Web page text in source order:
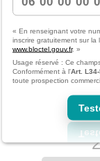
« En renseignant votre
inscrire gratuitement sur
www.bloctel.gouv.fr. »
Usage réservé : Ce
Conformément à l'Art.
toute prospection